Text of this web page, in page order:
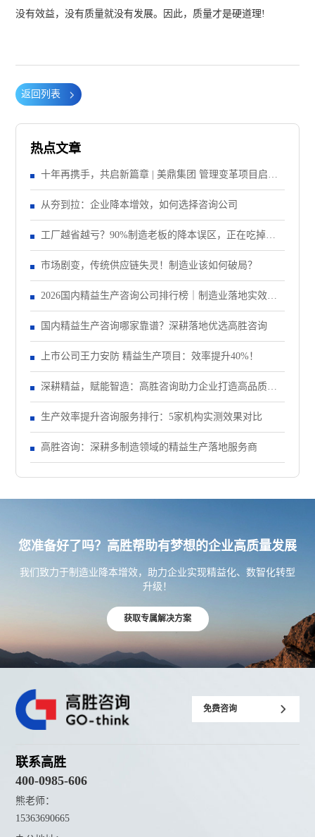
没有效益，没有质量就没有发展。因此，质量才是硬道理!
返回列表
热点文章
十年再携手，共启新篇章 | 美鼎集团 管理变革项目启动
大会顺利召开
从夯到拉：企业降本增效，如何选择咨询公司
工厂越省越亏？90%制造老板的降本误区，正在吃掉你
的纯利润
市场剧变，传统供应链失灵！制造业该如何破局？
2026国内精益生产咨询公司排行榜｜制造业落地实效机
构TOP5盘点
国内精益生产咨询哪家靠谱？深耕落地优选高胜咨询
上市公司王力安防 精益生产项目：效率提升40%！
深耕精益，赋能智造：高胜咨询助力企业打造高品质、
低成本、快交期核心竞争力
生产效率提升咨询服务排行：5家机构实测效果对比
高胜咨询：深耕多制造领域的精益生产落地服务商
您准备好了吗？高胜帮助有梦想的企业高质量发展
我们致力于制造业降本增效，助力企业实现精益化、数智化转型
升级！
获取专属解决方案
免费咨询
联系高胜
400-0985-606
熊老师：
15363690665